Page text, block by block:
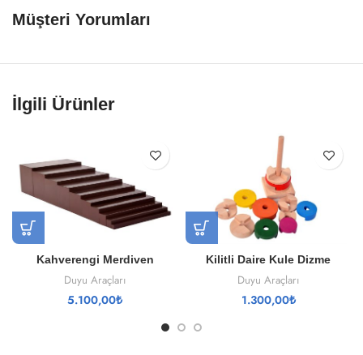
Müşteri Yorumları
İlgili Ürünler
Kahverengi Merdiven
Duyu Araçları
5.100,00₺
Kilitli Daire Kule Dizme
Duyu Araçları
1.300,00₺